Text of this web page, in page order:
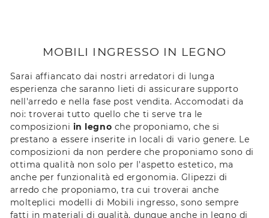
MOBILI INGRESSO IN LEGNO
Sarai affiancato dai nostri arredatori di lunga
esperienza che saranno lieti di assicurare supporto
nell'arredo e nella fase post vendita. Accomodati da
noi: troverai tutto quello che ti serve tra le
composizioni in legno che proponiamo, che si
prestano a essere inserite in locali di vario genere. Le
composizioni da non perdere che proponiamo sono di
ottima qualità non solo per l'aspetto estetico, ma
anche per funzionalità ed ergonomia. Glipezzi di
arredo che proponiamo, tra cui troverai anche
molteplici modelli di Mobili ingresso, sono sempre
fatti in materiali di qualità, dunque anche in legno di